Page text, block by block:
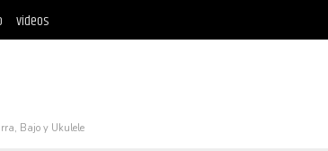
videos
Bajo y Ukulele